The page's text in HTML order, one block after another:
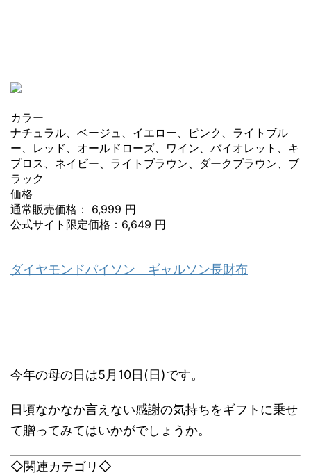
カラー
ナチュラル、ベージュ、イエロー、ピンク、ライトブル
ー、レッド、オールドローズ、ワイン、バイオレット、キ
プロス、ネイビー、ライトブラウン、ダークブラウン、ブ
ラック
価格
通常販売価格： 6,999 円
公式サイト限定価格：6,649 円
ダイヤモンドパイソン ギャルソン長財布
今年の母の日は5月10日(日)です。
日頃なかなか言えない感謝の気持ちをギフトに乗せ
て贈ってみてはいかがでしょうか。
◇関連カテゴリ◇